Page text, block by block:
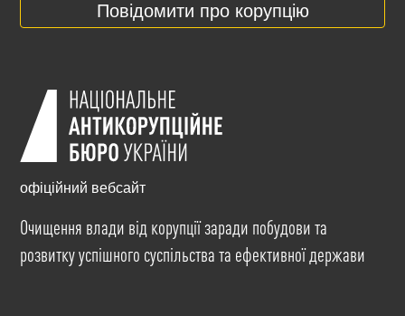
Повідомити про корупцію
офіційний вебсайт
Очищення влади від корупції заради побудови та
розвитку успішного суспільства та ефективної держави